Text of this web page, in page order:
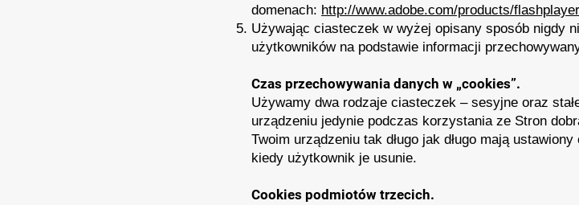
domenach: http://www.adobe.com/products/
Używając ciasteczek w wyżej opisany sposób nigdy
użytkowników na podstawie informacji
Czas przechowywania danych w „cookies”.
Używamy dwa rodzaje ciasteczek – sesyjne oraz
urządzeniu jedynie podczas korzystania ze Stron
Twoim urządzeniu tak długo jak długo mają
kiedy użytkownik je usunie.
Cookies podmiotów trzecich.